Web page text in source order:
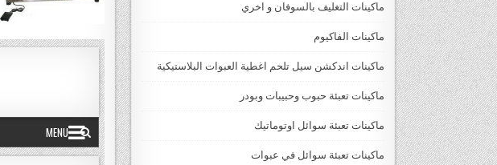
ماكينات التغليف بالسوفان و اخري
ماكينات الفاكيوم
ماكينات اندكشن سيل تلحم اغطية العبوات البلاستيكية
ماكينات تعبئة حبوب وحبيبات وبودر
ماكينات تعبئة سوائل اوتوماتيك
ماكينات تعبئة سوائل في عبوات